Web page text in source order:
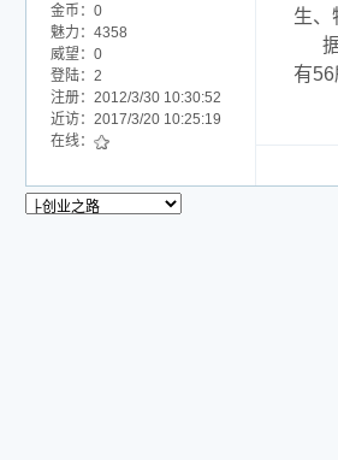
金币：0
魅力：4358
威望：0
登陆：2
注册：2012/3/30 10:30:52
近访：2017/3/20 10:25:19
在线：
生、
有